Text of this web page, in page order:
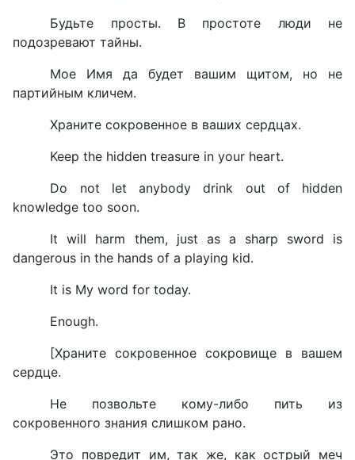
Будьте просты. В простоте люди не
подозревают тайны.
Мое Имя да будет вашим щитом, но не
партийным кличем.
Храните сокровенное в ваших сердцах.
Keep the hidden treasure in your heart.
Do not let anybody drink out of hidden
knowledge too soon.
It will harm them, just as a sharp sword is
dangerous in the hands of a playing kid.
It is My word for today.
Enough.
[Храните сокровенное сокровище в вашем
сердце.
Не позвольте кому-либо пить из
сокровенного знания слишком рано.
Это повредит им, так же, как острый меч